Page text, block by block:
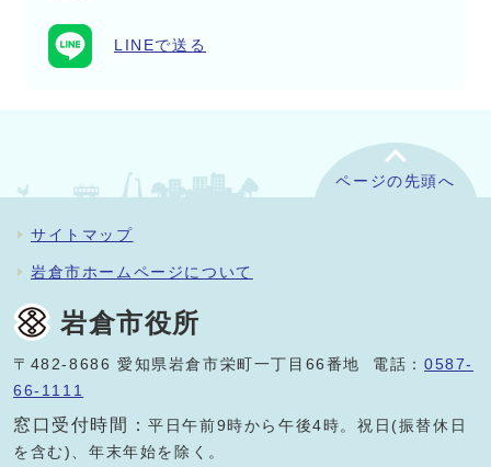
LINEで送る
ページの先頭へ
サイトマップ
岩倉市ホームページについて
岩倉市役所
〒482-8686 愛知県岩倉市栄町一丁目66番地 電話：0587-
66-1111
窓口受付時間：平日午前9時から午後4時。祝日(振替休日
を含む)、年末年始を除く。